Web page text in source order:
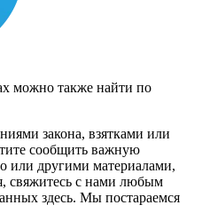
можно также найти по
закона, взятками или
сообщить важную
или другими материалами,
свяжитесь с нами любым
здесь. Мы постараемся